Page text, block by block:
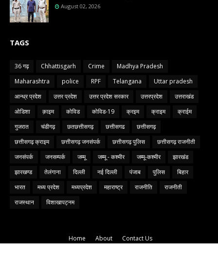
August 02, 2026
TAGS
36 गढ़ Chhattisgarh Crime
Madhya Pradesh
Maharashtra
police RPF Telangana
Uttar pradesh
आन्ध्र प्रदेश
उत्तर प्रदेश उत्तर प्रदेश सरकार उत्तरप्रदेश
उत्तराखंड
ओडिशा
क़ाइम कोविड कोविड-19 क्रइम क्राइम
क्राईम
गुजरात
चंडीगढ़ छतछत्तीसगढ़ छत्तीसगढ
छत्तीसगढ़
छत्तीसगढ़ क्राइम
छत्तीसगढ़ जनसंपर्क छत्तीसगढ़ पुलिस
छत्तीसगढ़ राजनीती
जनसंपर्क
जनसम्पर्क जम्मू जम्मू - कश्मीर जम्मू-कश्मीर
झारखंड
झारखण्ड
तेलंगाना दिल्ली नई दिल्ली पंजाब पुलिस
बिहार
भारत
मध्य प्रदेश मध्यप्रदेश महाराष्ट्र राजनीति
राजनीती
राजस्थान
विशाखापट्नम
Home About
Contact Us